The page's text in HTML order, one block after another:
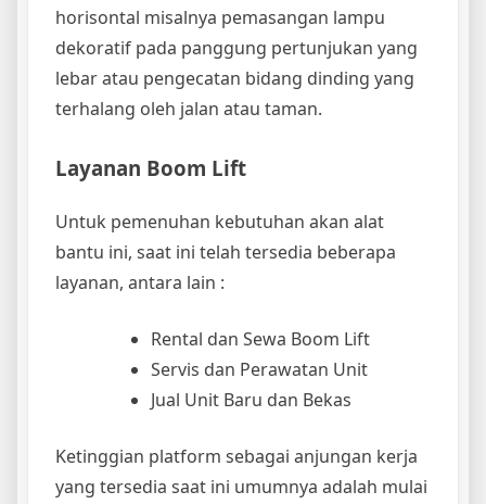
horisontal misalnya pemasangan lampu
dekoratif pada panggung pertunjukan yang
lebar atau pengecatan bidang dinding yang
terhalang oleh jalan atau taman.
Layanan Boom Lift
Untuk pemenuhan kebutuhan akan alat
bantu ini, saat ini telah tersedia beberapa
layanan, antara lain :
Rental dan Sewa Boom Lift
Servis dan Perawatan Unit
Jual Unit Baru dan Bekas
Ketinggian platform sebagai anjungan kerja
yang tersedia saat ini umumnya adalah mulai